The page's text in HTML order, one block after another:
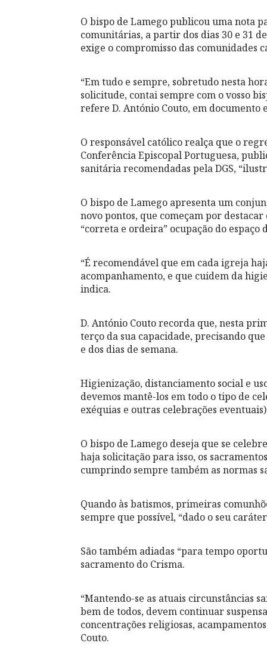
O bispo de Lamego publicou uma nota
comunitárias, a partir dos dias 30 e 31
exige o compromisso das comunidades
“Em tudo e sempre, sobretudo nesta
solicitude, contai sempre com o vosso
refere D. António Couto, em documento
O responsável católico realça que o
Conferência Episcopal Portuguesa,
sanitária recomendadas pela DGS,
O bispo de Lamego apresenta um
novo pontos, que começam por
“correta e ordeira” ocupação do espaço
“É recomendável que em cada igreja
acompanhamento, e que cuidem da
indica.
D. António Couto recorda que, nesta
terço da sua capacidade, precisando
e dos dias de semana.
Higienização, distanciamento social e
devemos mantê-los em todo o tipo de
exéquias e outras celebrações
O bispo de Lamego deseja que se
haja solicitação para isso, os
cumprindo sempre também as normas
Quando às batismos, primeiras
sempre que possível, “dado o seu
São também adiadas “para tempo
sacramento do Crisma.
“Mantendo-se as atuais circunstâncias
bem de todos, devem continuar
concentrações religiosas,
Couto.